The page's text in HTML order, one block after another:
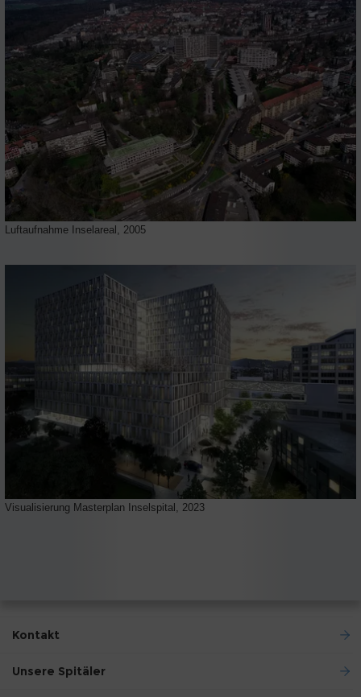
Luftaufnahme Inselareal, 2005
Visualisierung Masterplan Inselspital, 2023
Kontakt
Unsere Spitäler